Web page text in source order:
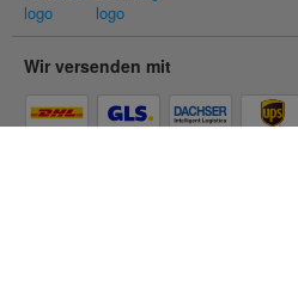
Wir versenden mit